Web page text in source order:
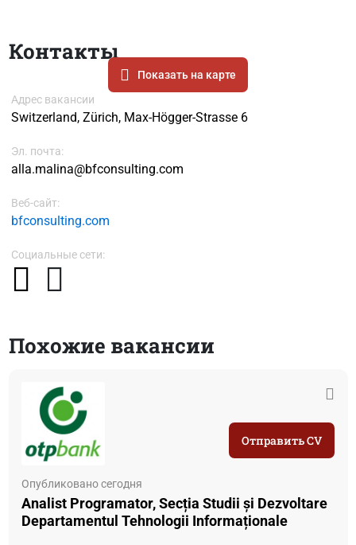
Контакты
Показать на карте
Адрес вакансии
Switzerland, Zürich, Max-Högger-Strasse 6
Эл. почта:
alla.malina@bfconsulting.com
Веб-сайт:
bfconsulting.com
Социальные сети:
Похожие вакансии
Опубликовано сегодня
Analist Programator, Secția Studii și Dezvoltare
Departamentul Tehnologii Informaționale
Отправить CV